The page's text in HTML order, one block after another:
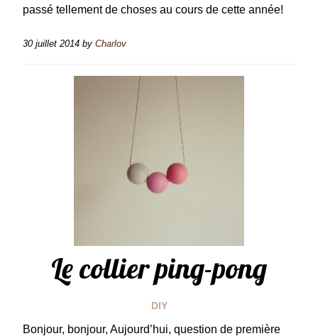
passé tellement de choses au cours de cette année!
30 juillet 2014 by Charlov
Le collier ping-pong
DIY
Bonjour, bonjour, Aujourd’hui, question de première